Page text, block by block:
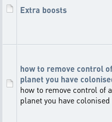
Extra boosts
how to remove control
planet you have
how to remove control of a
planet you have colonised